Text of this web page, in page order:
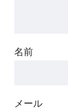
名前
メール